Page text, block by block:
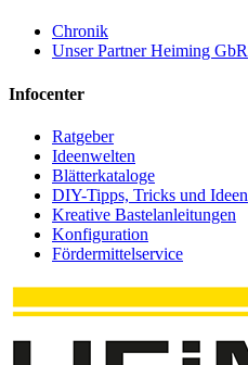
Chronik
Unser Partner Heiming GbR
Infocenter
Ratgeber
Ideenwelten
Blätterkataloge
DIY-Tipps, Tricks und Ideen
Kreative Bastelanleitungen
Konfiguration
Fördermittelservice